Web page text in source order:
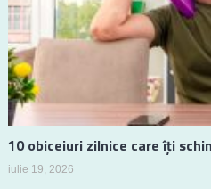
10 obiceiuri zilnice care îți
iulie 19, 2026